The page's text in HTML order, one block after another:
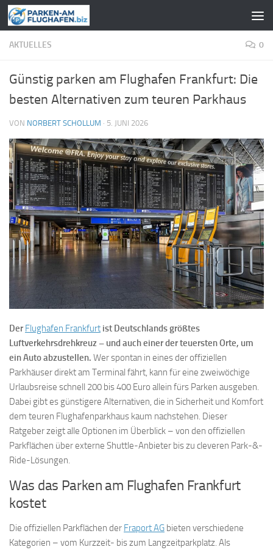
Zum Inhalt springen
AKTUELLES 0
Günstig parken am Flughafen Frankfurt: Die
besten Alternativen zum teuren Parkhaus
VON NORBERT SCHOLLUM · 5. JUNI 2026
DerFlughafen Frankfurt ist Deutschlands größtes
Luftverkehrsdrehkreuz – und auch einer der teuersten Orte, um
ein Auto abzustellen. Wer spontan in eines der offiziellen
Parkhäuser direkt am Terminal fährt, kann für eine zweiwöchige
Urlaubsreise schnell 200 bis 400 Euro allein fürs Parken ausgeben.
Dabei gibt es günstigere Alternativen, die in Sicherheit und Komfort
dem teuren Flughafenparkhaus kaum nachstehen. Dieser
Ratgeber zeigt alle Optionen im Überblick – von den offiziellen
Parkflächen über externe Shuttle-Anbieter bis zu cleveren Park-&-
Ride-Lösungen.
Was das Parken am Flughafen Frankfurt
kostet
Die offiziellen Parkflächen der Fraport AG bieten verschiedene
Kategorien – vom Kurzzeit- bis zum Langzeitparkplatz. Als